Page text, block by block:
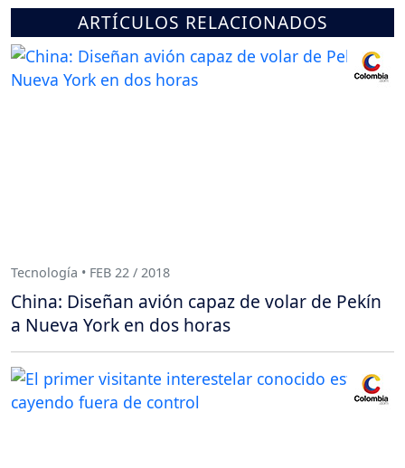
ARTÍCULOS RELACIONADOS
Tecnología • FEB 22 / 2018
China: Diseñan avión capaz de volar de Pekín
a Nueva York en dos horas